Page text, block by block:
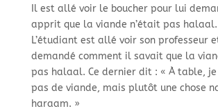
Il est allé voir le boucher pour lui
apprit que la viande n’était pas halaal.​
L’étudiant est allé voir son professeur
demandé comment il savait que la
pas halaal. Ce dernier dit : « À table, je
pas de viande, mais plutôt une chose
haraam. »​